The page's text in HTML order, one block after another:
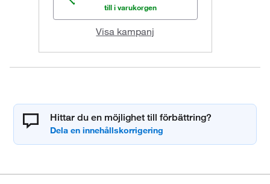
till i varukorgen
Visa kampanj
Hittar du en möjlighet till förbättring?